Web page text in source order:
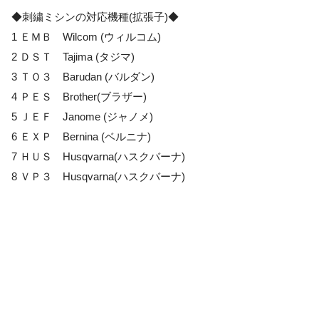
◆刺繍ミシンの対応機種(拡張子)◆
1 ＥＭＢ Wilcom (ウィルコム)
2 ＤＳＴ Tajima (タジマ)
3 ＴＯ３ Barudan (バルダン)
4 ＰＥＳ Brother(ブラザー)
5 ＪＥＦ Janome (ジャノメ)
6 ＥＸＰ Bernina (ベルニナ)
7 ＨＵＳ Husqvarna(ハスクバーナ)
8 ＶＰ３ Husqvarna(ハスクバーナ)